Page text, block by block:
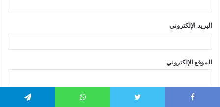
البريد الإلكتروني
الموقع الإلكتروني